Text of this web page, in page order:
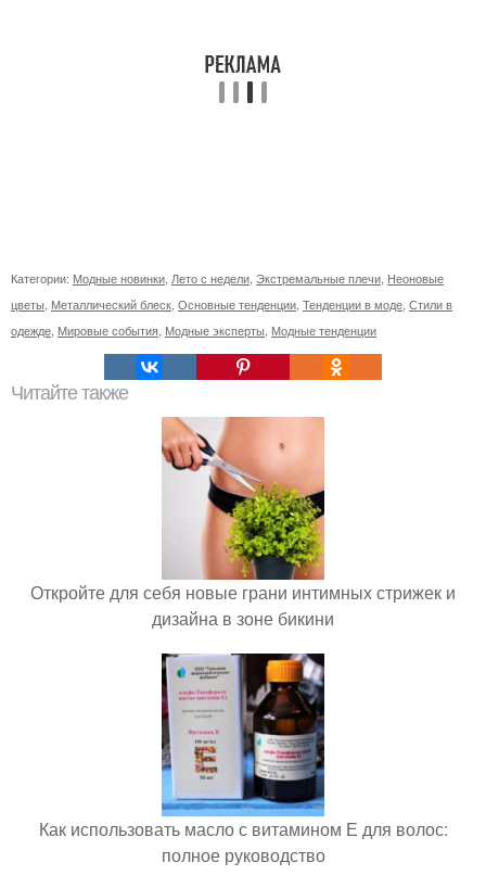
Категории: Модные новинки, Лето с недели, Экстремальные плечи, Неоновые
цветы, Металлический блеск, Основные тенденции, Тенденции в моде, Стили в
одежде, Мировые события, Модные эксперты, Модные тенденции
Читайте также
Откройте для себя новые грани интимных стрижек и
дизайна в зоне бикини
Как использовать масло с витамином Е для волос:
полное руководство